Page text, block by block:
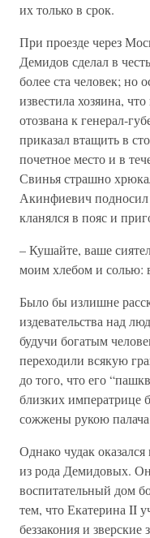
их только в срок.
При проезде через
Демидов сделал в
более ста человек; но
известила хозяина,
отозвана к генерал-
приказал втащить в
почетное место и в
Свинья страшно
Акинфиевич
кланялся в пояс и
– Кушайте, ваше
моим хлебом и солью:
Было бы излишне
издевательства над
будучи богатым
переходили всякую
до того, что его
близких императрице
сожжены рукою
Однако чудак
из рода Демидовых.
воспитательный дом
тем, что Екатерина II
беззакония и зверские